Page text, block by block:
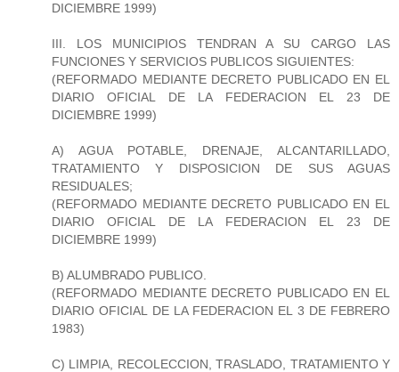
DICIEMBRE 1999)
III. LOS MUNICIPIOS TENDRAN A SU CARGO LAS
FUNCIONES Y SERVICIOS PUBLICOS SIGUIENTES:
(REFORMADO MEDIANTE DECRETO PUBLICADO EN EL
DIARIO OFICIAL DE LA FEDERACION EL 23 DE
DICIEMBRE 1999)
A) AGUA POTABLE, DRENAJE, ALCANTARILLADO,
TRATAMIENTO Y DISPOSICION DE SUS AGUAS
RESIDUALES;
(REFORMADO MEDIANTE DECRETO PUBLICADO EN EL
DIARIO OFICIAL DE LA FEDERACION EL 23 DE
DICIEMBRE 1999)
B) ALUMBRADO PUBLICO.
(REFORMADO MEDIANTE DECRETO PUBLICADO EN EL
DIARIO OFICIAL DE LA FEDERACION EL 3 DE FEBRERO
1983)
C) LIMPIA, RECOLECCION, TRASLADO, TRATAMIENTO Y